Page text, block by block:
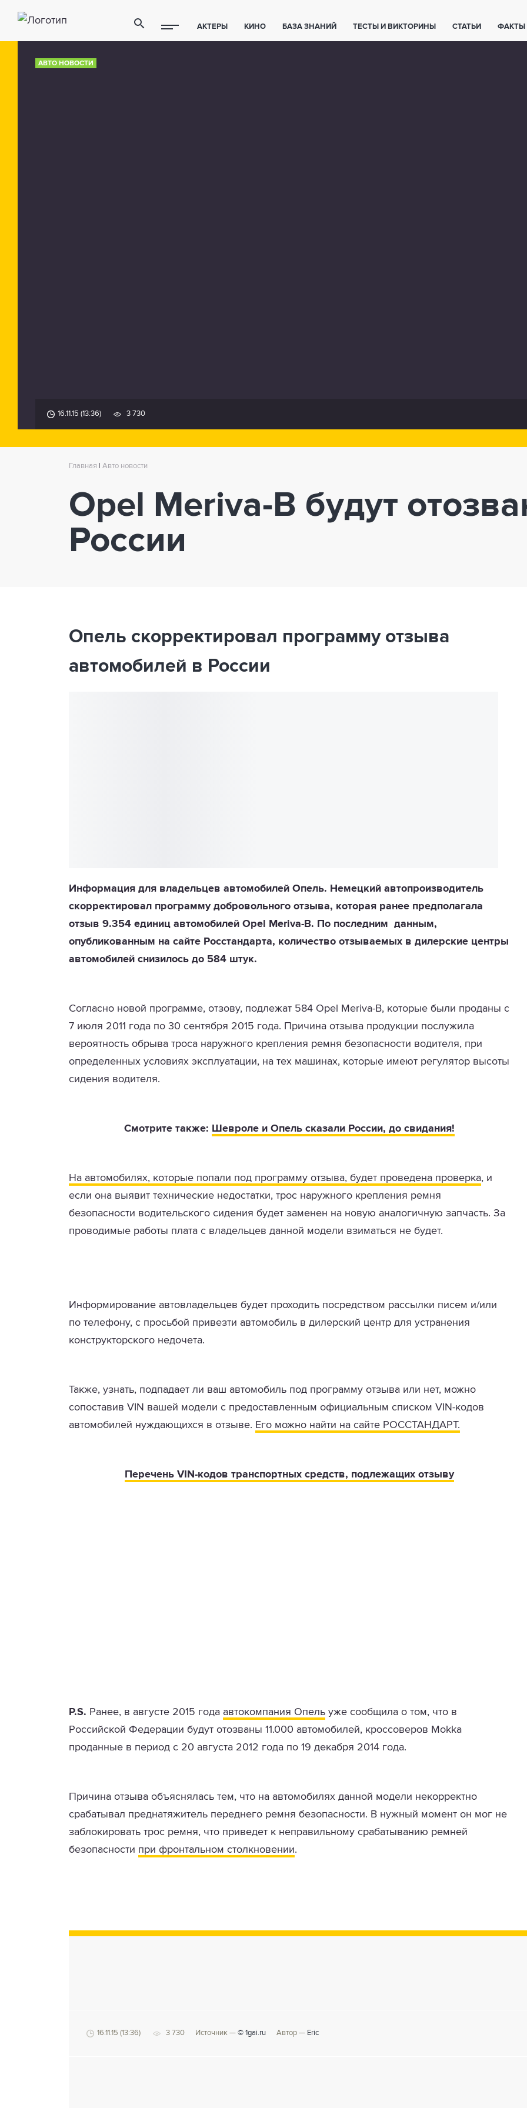
АКТЕРЫ КИНО БАЗА ЗНАНИЙ ТЕСТЫ И ВИКТОРИНЫ СТАТЬИ ФАКТЫ
АВТО НОВОСТИ
16.11.15 (13:36) 3 730
Главная Авто новости
Opel Meriva-B будут
России
Опель скорректировал программу отзыва
автомобилей в России
Информация для владельцев автомобилей Опель. Немецкий автопроизводитель
скорректировал программу добровольного отзыва, которая ранее предполагала
отзыв 9.354 единиц автомобилей Opel Meriva-B. По последним данным,
опубликованным на сайте Росстандарта, количество отзываемых в дилерские центры
автомобилей снизилось до 584 штук.
Согласно новой программе, отзову, подлежат 584 Opel Meriva-B, которые были проданы с
7 июля 2011 года по 30 сентября 2015 года. Причина отзыва продукции послужила
вероятность обрыва троса наружного крепления ремня безопасности водителя, при
определенных условиях эксплуатации, на тех машинах, которые имеют регулятор высоты
сидения водителя.
Смотрите также: Шевроле и Опель сказали России, до свидания!
На автомобилях, которые попали под программу отзыва, будет проведена проверка, и
если она выявит технические недостатки, трос наружного крепления ремня
безопасности водительского сидения будет заменен на новую аналогичную запчасть. За
проводимые работы плата с владельцев данной модели взиматься не будет.
Информирование автовладельцев будет проходить посредством рассылки писем и/или
по телефону, с просьбой привезти автомобиль в дилерский центр для устранения
конструкторского недочета.
Также, узнать, подпадает ли ваш автомобиль под программу отзыва или нет, можно
сопоставив VIN вашей модели с предоставленным официальным списком VIN-кодов
автомобилей нуждающихся в отзыве. Его можно найти на сайте РОССТАНДАРТ.
Перечень VIN-кодов транспортных средств, подлежащих отзыву
P.S. Ранее, в августе 2015 года автокомпания Опель уже сообщила о том, что в
Российской Федерации будут отозваны 11.000 автомобилей, кроссоверов Mokka
проданные в период с 20 августа 2012 года по 19 декабря 2014 года.
Причина отзыва объяснялась тем, что на автомобилях данной модели некорректно
срабатывал преднатяжитель переднего ремня безопасности. В нужный момент он мог не
заблокировать трос ремня, что приведет к неправильному срабатыванию ремней
безопасности при фронтальном столкновении.
16.11.15 (13:36) 3 730 Источник — © 1gai.ru Автор — Eric